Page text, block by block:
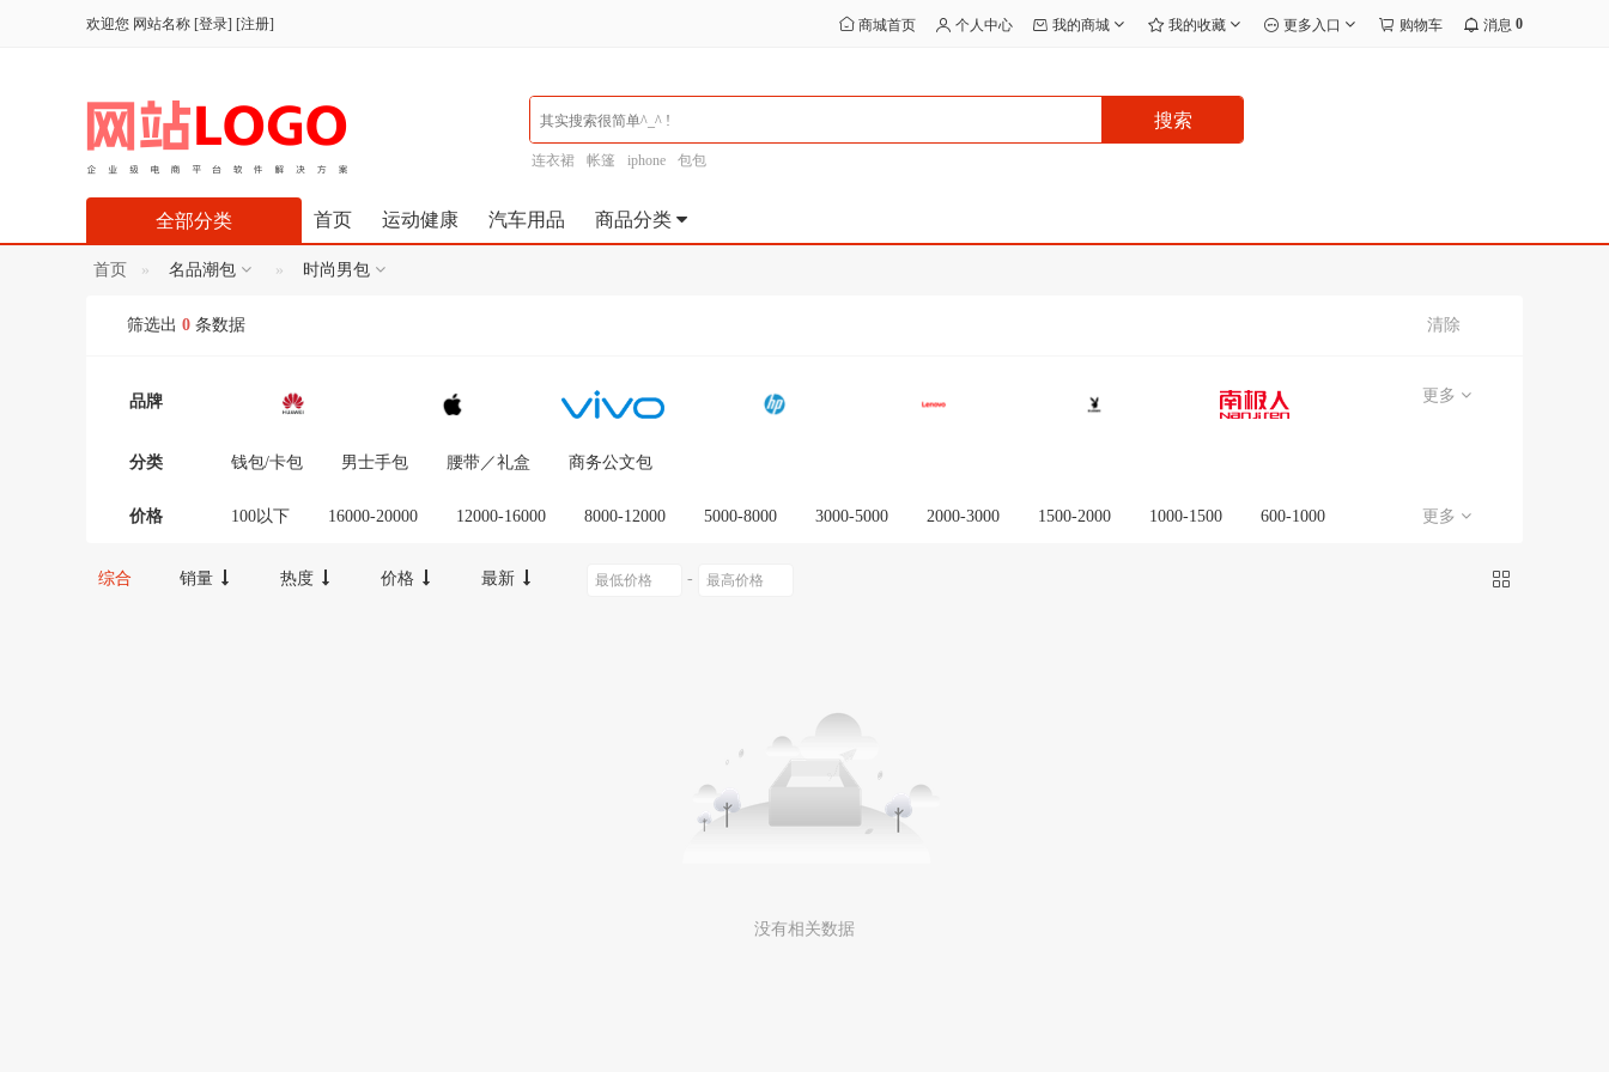
欢迎您 网站名称 [登录] [注册] 商城首页 个人中心 我的商城 我的收藏 更多入口 购物车 消息 0
搜索
连衣裙 帐篷 iphone 包包
首页 运动健康 汽车用品 商品分类
全部分类
首页 名品潮包 时尚男包
筛选出 0 条数据 清除
品牌 更多
分类 钱包/卡包 男士手包 腰带／礼盒 商务公文包
价格 100以下 16000-20000 12000-16000 8000-12000 5000-8000 3000-5000 2000-3000 1500-2000 1000-1500 600-1000 更多
综合 销量 热度 价格 最新 -
没有相关数据